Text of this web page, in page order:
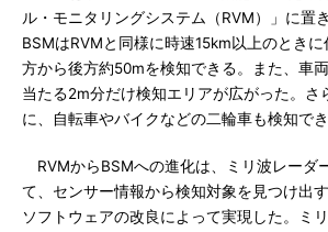
ル・モニタリングシステム（RVM）」に置
BSMはRVMと同様に時速15km以上のとき
方から後方約50mを検知できる。また、車
当たる2m分だけ検知エリアが広がった。さ
に、自転車やバイクなどの二輪車も検知で
RVMからBSMへの進化は、ミリ波レーダ
て、センサー情報から検知対象を見つけ出
ソフトウェアの改良によって実現した。ミ